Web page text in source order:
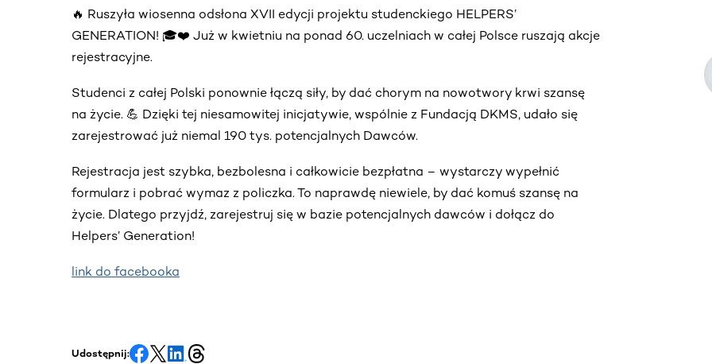
🔥 Ruszyła wiosenna odsłona XVII edycji projektu studenckiego HELPERS’
GENERATION! 🎓❤️ Już w kwietniu na ponad 60. uczelniach w całej Polsce ruszają akcje
rejestracyjne.
Studenci z całej Polski ponownie łączą siły, by dać chorym na nowotwory krwi szansę
na życie. 💪 Dzięki tej niesamowitej inicjatywie, wspólnie z Fundacją DKMS, udało się
zarejestrować już niemal 190 tys. potencjalnych Dawców.
Rejestracja jest szybka, bezbolesna i całkowicie bezpłatna – wystarczy wypełnić
formularz i pobrać wymaz z policzka. To naprawdę niewiele, by dać komuś szansę na
życie. Dlatego przyjdź, zarejestruj się w bazie potencjalnych dawców i dołącz do
Helpers’ Generation!
link do facebooka
Udostępnij: